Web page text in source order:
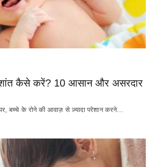
शांत कैसे करें? 10 आसान और असरदार
बच्चे के रोने की आवाज़ से ज़्यादा परेशान करने…